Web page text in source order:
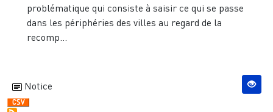
problématique qui consiste à saisir ce qui se passe
dans les périphéries des villes au regard de la
recomp...
Notice